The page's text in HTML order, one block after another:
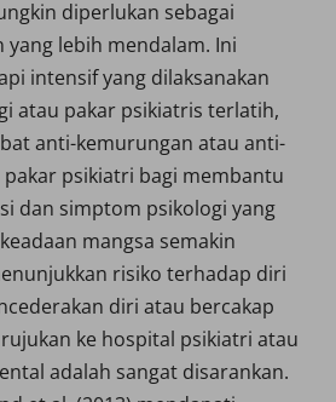
diperlukan sebagai
yang lebih mendalam. Ini
intensif yang dilaksanakan
atau pakar psikiatris terlatih,
anti-kemurungan atau anti-
psikiatri bagi membantu
dan simptom psikologi yang
mangsa semakin
risiko terhadap diri
diri atau bercakap
ke hospital psikiatri atau
adalah sangat disarankan.